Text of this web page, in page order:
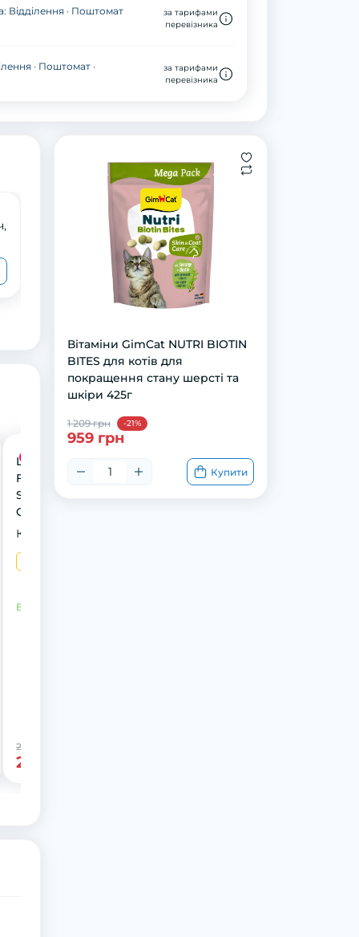
Відділення · Поштомат
за тарифами
перевізника
· Поштомат ·
за тарифами
перевізника
Вітаміни GimCat NUTRI BIOTIN
BITES для котів для
покращення стану шерсті та
шкіри 425г
1 209 грн -21%
959 грн
Купити
Вітамінізовані таблетки для котів
GimCat Gras Bits трав'яні кульки,
пауч, 425 г
1 119 грн
869 грн
LABORATOIRE
FRANCODEX ANTI-
STRESS TREATS for
CATS Антистрес
ласощі для котів, 65
Конфігурат
В наявності
249 грн
209 грн